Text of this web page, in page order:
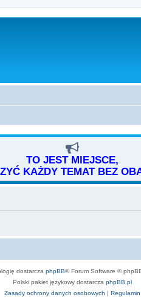
TO JEST MIEJSCE,
KAŻDY TEMAT BEZ
dostarcza phpBB® Forum Software ©
Polski pakiet językowy dostarcza phpBB.pl
Zasady ochrony danych osobowych | Regulamin